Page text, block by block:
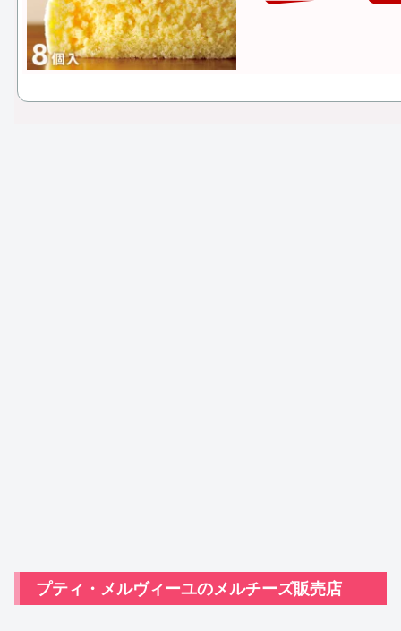
プティ・メルヴィーユのメルチーズ販売店